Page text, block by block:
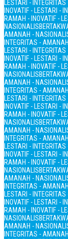
LESTARI -
INOVATIF - LESTARI -
RAMAH - INOVATIF -
NASIONALIS
AMANAH -
INTEGRITAS -
LESTARI -
INOVATIF - LESTARI -
RAMAH - INOVATIF -
NASIONALIS
AMANAH -
INTEGRITAS -
LESTARI -
INOVATIF - LESTARI -
RAMAH - INOVATIF -
NASIONALIS
AMANAH -
INTEGRITAS -
LESTARI -
INOVATIF - LESTARI -
RAMAH - INOVATIF -
NASIONALIS
AMANAH -
INTEGRITAS -
LESTARI -
INOVATIF - LESTARI -
RAMAH - INOVATIF -
NASIONALIS
AMANAH -
INTEGRITAS -